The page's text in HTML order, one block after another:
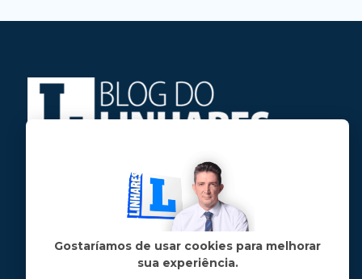
Jose Linhares Jr é maranhense.
Formado em Jornalismo, estudou filosofia
e tem pós-graduações em ciência política
e marketing político.
Gostaríamos de usar cookies para melhorar
sua experiência.